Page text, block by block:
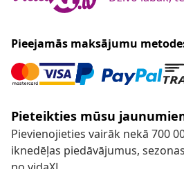
Pieejamās maksājumu
Pieteikties mūsu
Pievienojieties vairāk nekā 700
iknedēļas piedāvājumus,